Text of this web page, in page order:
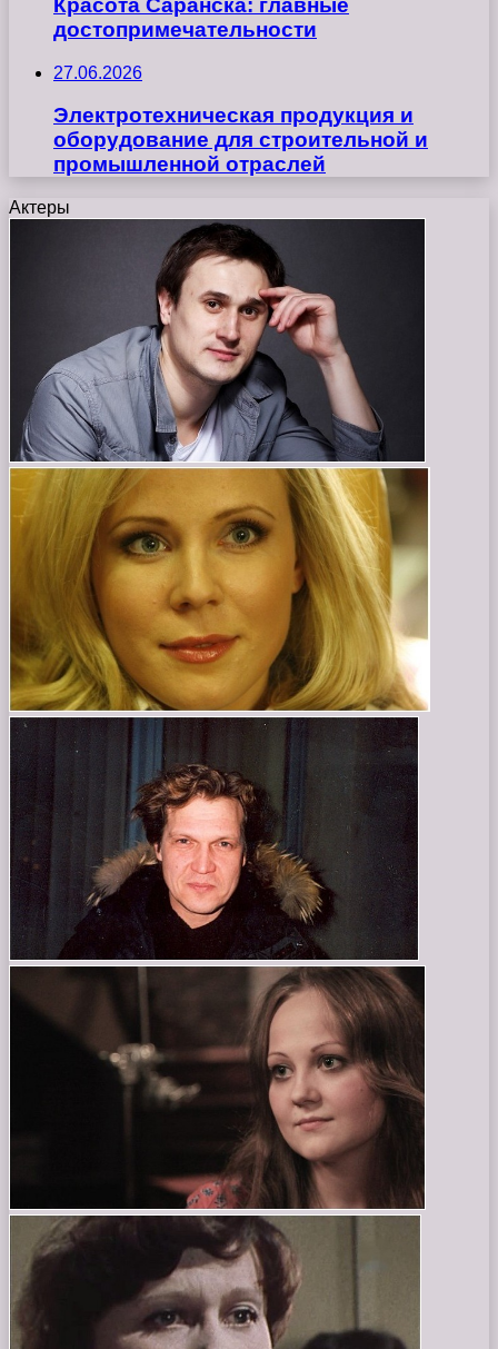
Красота Саранска: главные
достопримечательности
27.06.2026
Электротехническая продукция и
оборудование для строительной и
промышленной отраслей
Актеры